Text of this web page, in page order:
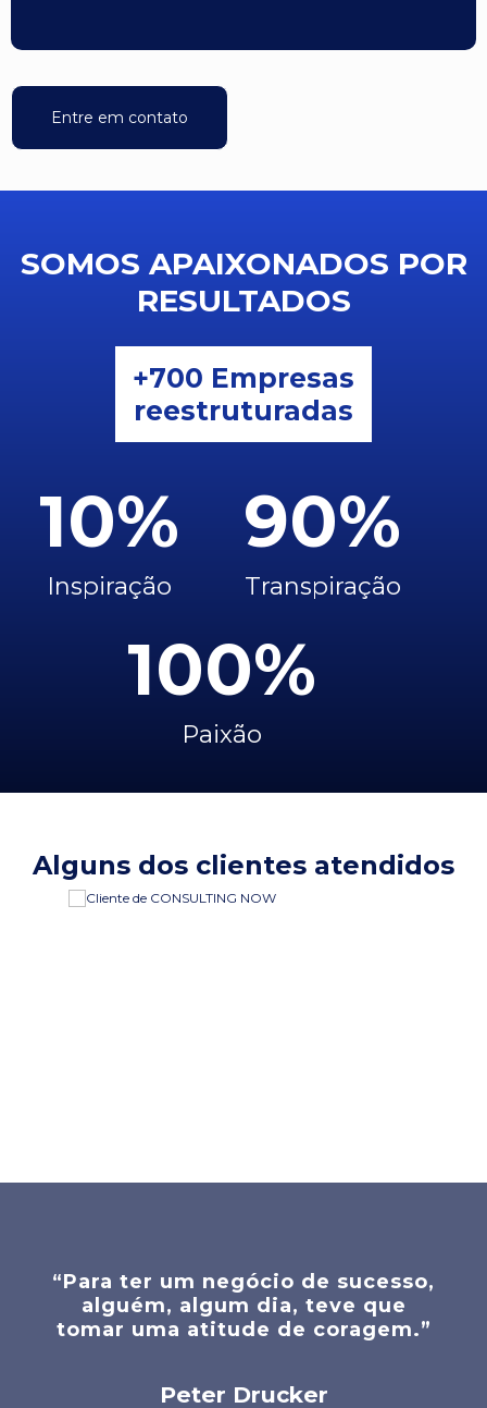
Entre em contato
SOMOS APAIXONADOS POR
RESULTADOS
+700 Empresas
reestruturadas
10%
Inspiração
90%
Transpiração
100%
Paixão
Alguns dos clientes atendidos
“Para ter um negócio de sucesso,
alguém, algum dia, teve que
tomar uma atitude de coragem.”
Peter Drucker